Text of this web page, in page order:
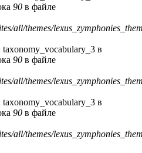
90 в файле
all/themes/
в
90 в файле
all/themes/
в
90 в файле
all/themes/